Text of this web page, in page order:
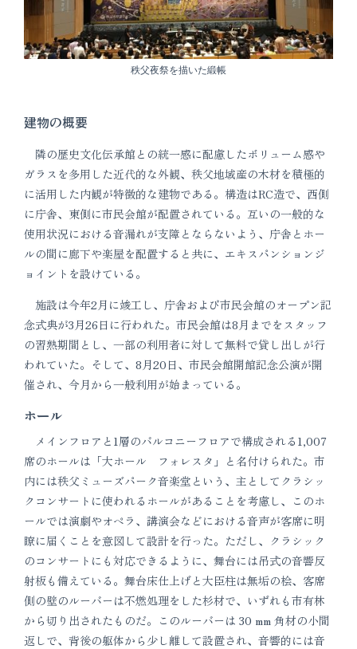
秩父夜祭を描いた緞帳
建物の概要
隣の歴史文化伝承館との統一感に配慮したボリューム感や
ガラスを多用した近代的な外観、秩父地域産の木材を積極的
に活用した内観が特徴的な建物である。構造はRC造で、西側
に庁舎、東側に市民会館が配置されている。互いの一般的な
使用状況における音漏れが支障とならないよう、庁舎とホー
ルの間に廊下や楽屋を配置すると共に、エキスパンションジ
ョイントを設けている。
施設は今年2月に竣工し、庁舎および市民会館のオープン記
念式典が3月26日に行われた。市民会館は8月までをスタッフ
の習熟期間とし、一部の利用者に対して無料で貸し出しが行
われていた。そして、8月20日、市民会館開館記念公演が開
催され、今月から一般利用が始まっている。
ホール
メインフロアと1層のバルコニーフロアで構成される1,007
席のホールは「大ホール フォレスタ」と名付けられた。市
内には秩父ミューズパーク音楽堂という、主としてクラシッ
クコンサートに使われるホールがあることを考慮し、このホ
ールでは演劇やオペラ、講演会などにおける音声が客席に明
瞭に届くことを意図して設計を行った。ただし、クラシック
のコンサートにも対応できるように、舞台には吊式の音響反
射板も備えている。舞台床仕上げと大臣柱は無垢の桧、客席
側の壁のルーバーは不燃処理をした杉材で、いずれも市有林
から切り出されたものだ。このルーバーは 30 mm 角材の小間
返しで、背後の躯体から少し離して設置され、音響的には音